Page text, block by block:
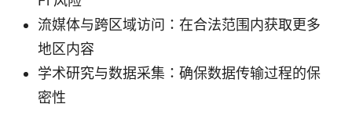
流媒体与跨区域访问：在合法范围内获取更多
地区内容
学术研究与数据采集：确保数据传输过程的保
密性